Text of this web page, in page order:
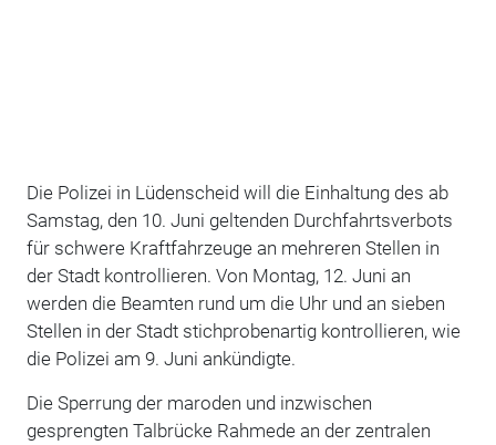
Die Polizei in Lüdenscheid will die Einhaltung des ab
Samstag, den 10. Juni geltenden Durchfahrtsverbots
für schwere Kraftfahrzeuge an mehreren Stellen in
der Stadt kontrollieren. Von Montag, 12. Juni an
werden die Beamten rund um die Uhr und an sieben
Stellen in der Stadt stichprobenartig kontrollieren, wie
die Polizei am 9. Juni ankündigte.
Die Sperrung der maroden und inzwischen
gesprengten Talbrücke Rahmede an der zentralen